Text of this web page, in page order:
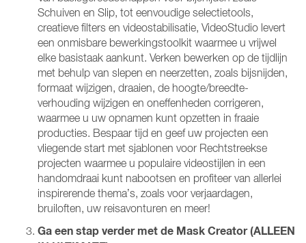
Schuiven en Slip, tot eenvoudige selectietools,
creatieve filters en videostabilisatie, VideoStudio levert
een onmisbare bewerkingstoolkit waarmee u vrijwel
elke basistaak aankunt. Verken bewerken op de tijdlijn
met behulp van slepen en neerzetten, zoals bijsnijden,
formaat wijzigen, draaien, de hoogte/breedte-
verhouding wijzigen en oneffenheden corrigeren,
waarmee u uw opnamen kunt opzetten in fraaie
producties. Bespaar tijd en geef uw projecten een
vliegende start met sjablonen voor Rechtstreekse
projecten waarmee u populaire videostijlen in een
handomdraai kunt nabootsen en profiteer van allerlei
inspirerende thema’s, zoals voor verjaardagen,
bruiloften, uw reisavonturen en meer!
Ga een stap verder met de Mask Creator (ALLEEN